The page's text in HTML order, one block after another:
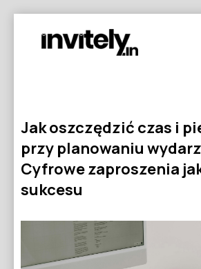
Jak oszczędzić czas i
przy planowaniu
Cyfrowe zaproszenia
sukcesu